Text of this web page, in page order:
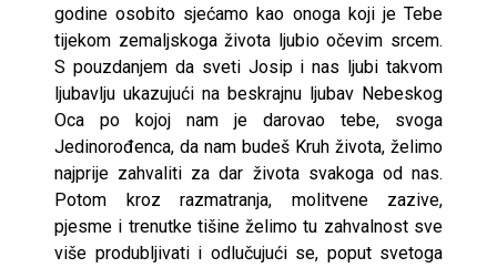
godine osobito sjećamo kao onoga koji je Tebe
tijekom zemaljskoga života ljubio očevim srcem.
S pouzdanjem da sveti Josip i nas ljubi takvom
ljubavlju ukazujući na beskrajnu ljubav Nebeskog
Oca po kojoj nam je darovao tebe, svoga
Jedinorođenca, da nam budeš Kruh života, želimo
najprije zahvaliti za dar života svakoga od nas.
Potom kroz razmatranja, molitvene zazive,
pjesme i trenutke tišine želimo tu zahvalnost sve
više produbljivati i odlučujući se, poput svetoga